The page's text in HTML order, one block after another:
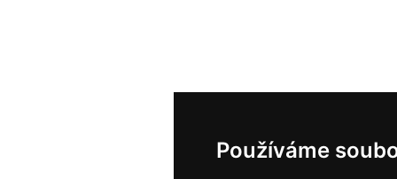
Používáme